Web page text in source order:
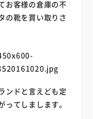
お客様の倉庫の不
の靴を買い取りさ
ンドと言えども定
てしまします。